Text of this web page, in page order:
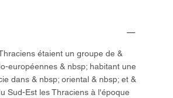
étaient un groupe de &
européennes & nbsp; habitant une
dans & nbsp; oriental & nbsp; et &
Sud-Est les Thraciens à l'époque